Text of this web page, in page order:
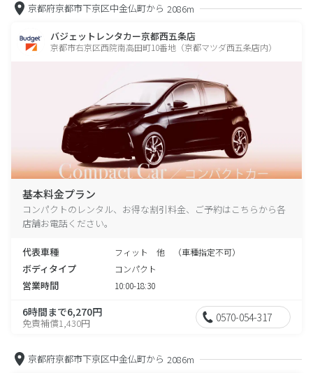
京都府京都市下京区中金仏町から 2086m
バジェットレンタカー京都西五条店
京都市右京区西院南高田町10番地（京都マツダ西五条店内）
基本料金プラン
コンパクトのレンタル、お得な割引料金、ご予約はこちらから各
店舗お電話ください。
代表車種 フィット 他 （車種指定不可）
ボディタイプ コンパクト
営業時間 10:00-18:30
6時間まで6,270円
免責補償1,430円 0570-054-317
京都府京都市下京区中金仏町から 2086m